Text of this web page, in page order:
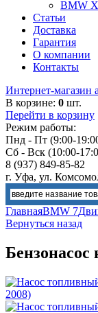
BMW
Статьи
Доставка
Гарантия
О компании
Контакты
Интернет-магазин
В корзине: 0 шт.
Перейти в корзину
Режим работы:
Пнд - Пт (9:00-
Сб - Вск (10:00-
8 (937) 849-85-82
г. Уфа, ул.
ГлавнаяBMW 7
Вернуться назад